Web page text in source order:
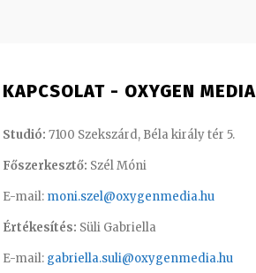
KAPCSOLAT - OXYGEN MEDIA
Studió: 7100 Szekszárd, Béla király tér 5.
Főszerkesztő: Szél Móni
E-mail: moni.szel@oxygenmedia.hu
Értékesítés: Süli Gabriella
E-mail: gabriella.suli@oxygenmedia.hu